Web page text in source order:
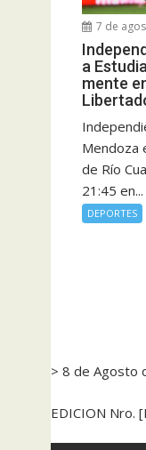
7 de
a
mente
Mendoza
de Río
21:45 en...
DEPORTES
> 8 de Agosto
EDICION Nro.